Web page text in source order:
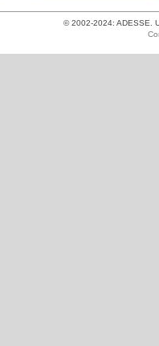
© 2002-2024: ADESSE.